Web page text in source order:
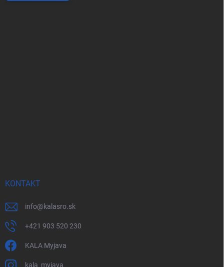
KONTAKT
info@kalasro.sk
+421 903 520 230
KALA Myjava
kala_myjava